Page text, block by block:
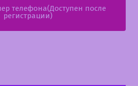
телефона(Доступен после
регистрации)